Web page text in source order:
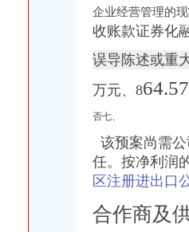
指南,大邱自助游指南,游玩大邱
09）_大东方（）个股公
）无锡商业大厦大东方股份有限公
企业经营管理的
收账款证券化
误导陈述或重
万元、864.57
否七、
该预案尚需
任。按净利润
区注册进出口
合作商及